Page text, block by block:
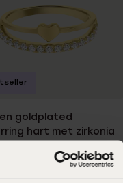
goldplated
hart met zirkonia